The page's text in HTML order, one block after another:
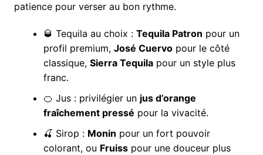
patience pour verser au bon rythme.
🥃 Tequila au choix : Tequila Patron pour un
profil premium, José Cuervopour le côté
classique, Sierra Tequilapour un style plus
franc.
🍊 Jus : privilégier un jus d’orange
fraîchement pressé pour la vivacité.
🍒 Sirop : Monin pour un fort pouvoir
colorant, ou Fruisspour une douceur plus